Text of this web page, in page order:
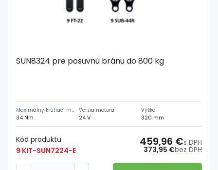
SUN8324 pre posuvnú bránu do 800 kg
Maximálny krútiaci moment
34 Nm
Verzia motora
24 V
Výška
320 mm
Kód produktu
9 KIT-SUN7224-E
373,95 €bez DPH
459,96 €s DPH